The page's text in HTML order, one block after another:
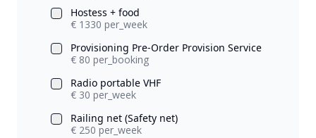
Hostess + food
€ 1330 per_week
Provisioning Pre-Order Provision Service
€ 80 per_booking
Radio portable VHF
€ 30 per_week
Railing net (Safety net)
€ 250 per_week